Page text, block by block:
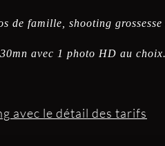
de famille, shooting
avec 1 photo HD au choix.
avec le détail des tarifs